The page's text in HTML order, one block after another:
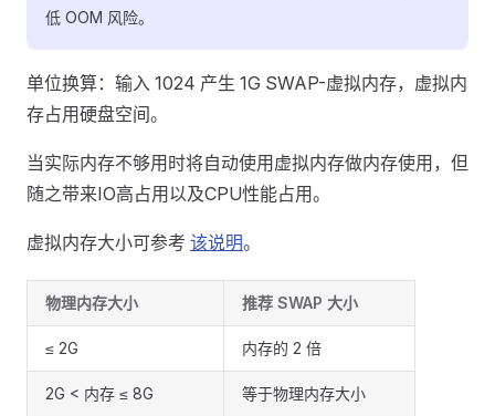
低 OOM 风险。
单位换算：输入 1024 产生 1G SWAP-虚拟内存，虚拟内
存占用硬盘空间。
当实际内存不够用时将自动使用虚拟内存做内存使用，但
随之带来IO高占用以及CPU性能占用。
虚拟内存大小可参考 该说明。
物理内存大小 推荐 SWAP 大小
≤ 2G 内存的 2 倍
2G < 内存 ≤ 8G 等于物理内存大小